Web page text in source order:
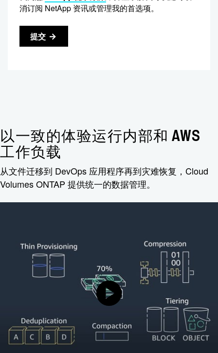
消订阅 NetApp 资讯或管理我的首选项。
提交
以一致的体验运行内部和 AWS
工作负载
从文件迁移到 DevOps 应用程序再到灾难恢复，Cloud
Volumes ONTAP 提供统一的数据管理。